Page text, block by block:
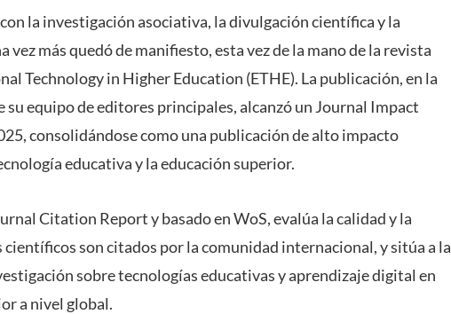
la investigación asociativa, la divulgación científica y la
vez más quedó de manifiesto, esta vez de la mano de la revista
Technology in Higher Education (ETHE). La publicación, en la
su equipo de editores principales, alcanzó un Journal Impact
consolidándose como una publicación de alto impacto
educativa y la educación superior.
Citation Report y basado en WoS, evalúa la calidad y la
son citados por la comunidad internacional, y sitúa a la
sobre tecnologías educativas y aprendizaje digital en
a nivel global.